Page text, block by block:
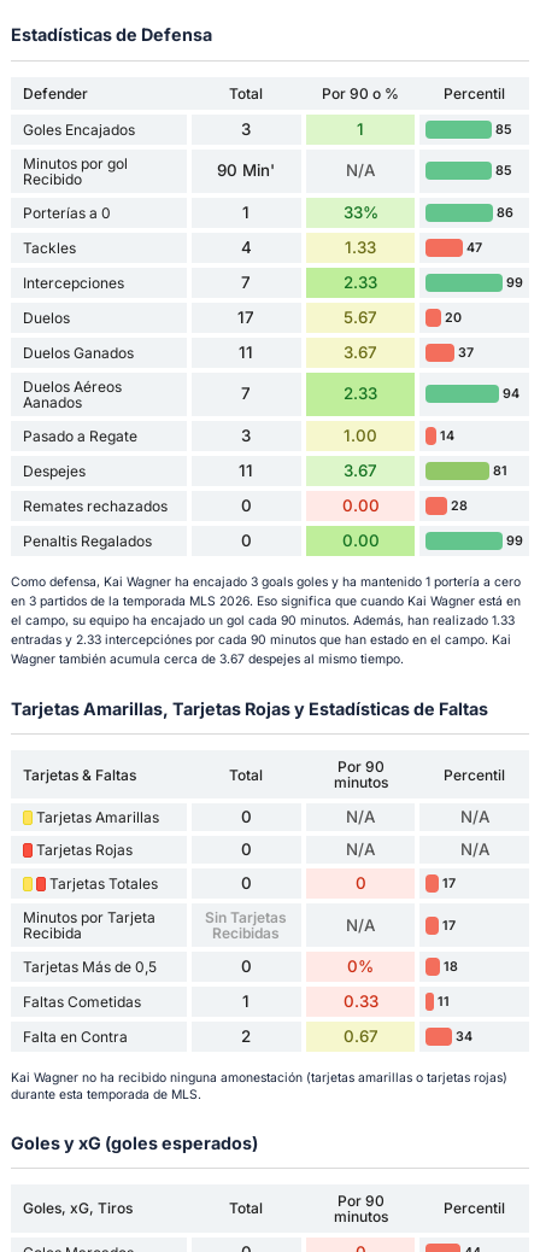
Estadísticas de Defensa
Defender Total Por 90 o %
Percentil
Goles Encajados
3 1 85
Minutos por gol
Recibido
90 Min' N/A 85
Porterías a 0 1 33% 86
Tackles 4 1.33 47
Intercepciones 7 2.33 99
Duelos 17 5.67 20
Duelos Ganados 11 3.67 37
Duelos Aéreos
Aanados
7 2.33 94
Pasado a Regate 3 1.00 14
Despejes 11 3.67 81
Remates rechazados 0 0.00 28
Penaltis Regalados 0 0.00 99
Como defensa, Kai Wagner ha encajado 3 goals goles y ha mantenido 1 portería a cero
en 3 partidos de la temporada MLS 2026. Eso significa que cuando Kai Wagner está en
el campo, su equipo ha encajado un gol cada 90 minutos. Además, han realizado 1.33
entradas y 2.33 intercepciónes por cada 90 minutos que han estado en el campo. Kai
Wagner también acumula cerca de 3.67 despejes al mismo tiempo.
Tarjetas Amarillas, Tarjetas Rojas y Estadísticas de Faltas
Tarjetas & Faltas Total
Por 90
minutos
Percentil
Tarjetas Amarillas 0 N/A N/A
Tarjetas Rojas 0 N/A N/A
Tarjetas Totales 0 0 17
Minutos por Tarjeta
Recibida
Sin Tarjetas
Recibidas
N/A 17
Tarjetas Más de 0,5 0 0% 18
Faltas Cometidas 1 0.33 11
Falta en Contra 2 0.67 34
Kai Wagner no ha recibido ninguna amonestación (tarjetas amarillas o tarjetas rojas)
durante esta temporada de MLS.
Goles y xG (goles esperados)
Goles, xG, Tiros Total
Por 90
minutos
Percentil